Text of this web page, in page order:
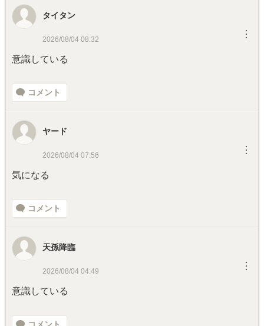
タイタン
2026/08/04 08:32 ︙
意識している
コメント
ヤード
2026/08/04 07:56 ︙
気になる
コメント
天孫降臨
2026/08/04 04:49 ︙
意識している